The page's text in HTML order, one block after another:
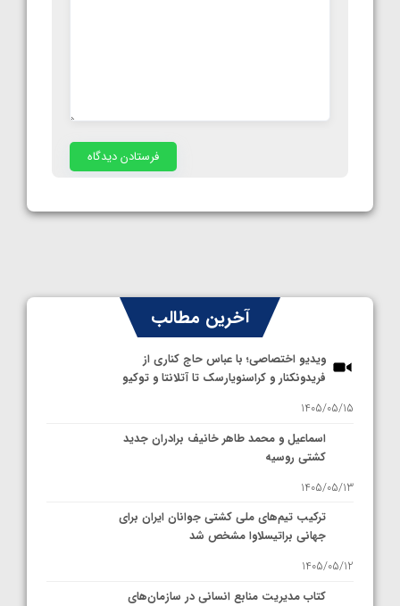
آخرین مطالب
ویدیو اختصاصی؛ با عباس حاج کناری از
فریدونکنار و کراسنویارسک تا آتلانتا و توکیو
1405/05/15
اسماعیل و محمد طاهر خانیف برادران جدید
کشتی روسیه
1405/05/13
ترکیب تیم‌های ملی کشتی جوانان ایران برای
جهانی براتیسلاوا مشخص شد
1405/05/12
کتاب مدیریت منابع انسانی در سازمان‌های